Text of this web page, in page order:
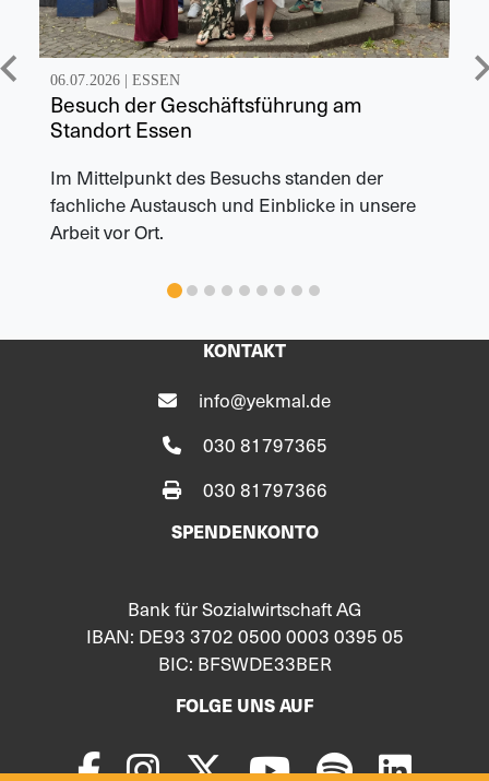
06.07.2026 | ESSEN
Besuch der Geschäftsführung am
Standort Essen
Im Mittelpunkt des Besuchs standen der
fachliche Austausch und Einblicke in unsere
Arbeit vor Ort.
KONTAKT
info@yekmal.de
030 81797365
030 81797366
SPENDENKONTO
Bank für Sozialwirtschaft AG
IBAN: DE93 3702 0500 0003 0395 05
BIC: BFSWDE33BER
FOLGE UNS AUF